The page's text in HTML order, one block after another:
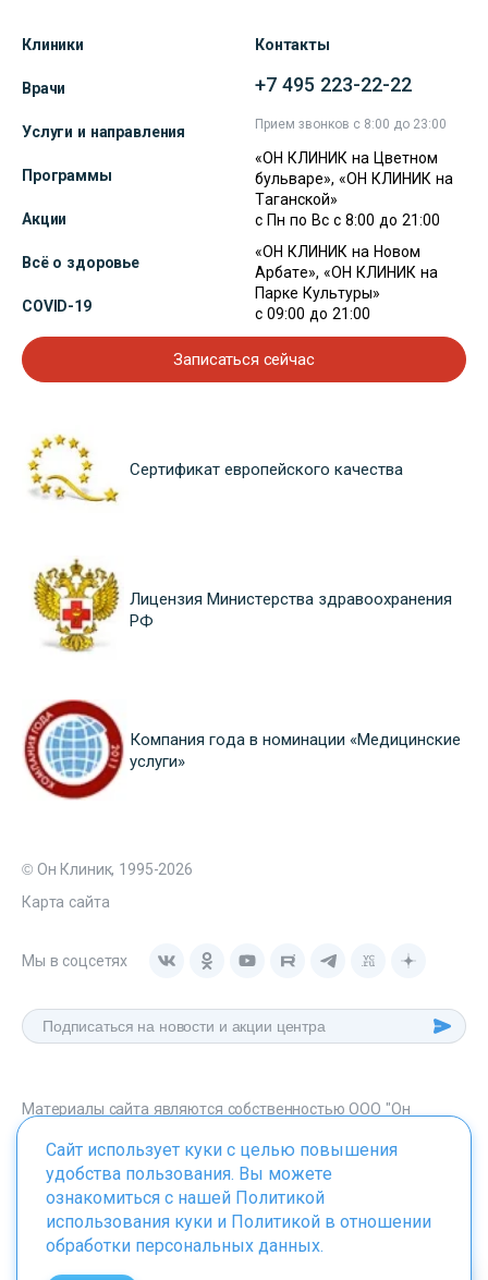
Клиники
Врачи
Услуги и направления
Программы
Акции
Всё о здоровье
COVID-19
Контакты
+7 495 223-22-22
Прием звонков с 8:00 до 23:00
«ОН КЛИНИК на Цветном
бульваре», «ОН КЛИНИК на
Таганской»
с Пн по Вс с 8:00 до 21:00
«ОН КЛИНИК на Новом
Арбате», «ОН КЛИНИК на
Парке Культуры»
с 09:00 до 21:00
Записаться сейчас
Сертификат европейского качества
Лицензия Министерства здравоохранения
РФ
Компания года в номинации «Медицинские
услуги»
© Он Клиник, 1995-2026
Карта сайта
Мы в соцсетях
Материалы сайта являются собственностью ООО "Он
onclinic.ru запрещено в соответствии со статьей 1259 ГК. РФ.
ИМЕЮТСЯ ПРОТИВОПОКАЗАНИЯ. НЕОБХОДИМО
Сайт использует куки с целью повышения
удобства пользования. Вы можете
ознакомиться с нашей Политикой
использования куки и Политикой в отношении
обработки персональных данных.